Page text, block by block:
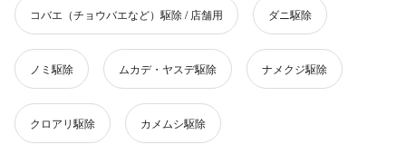
コバエ（チョウバエなど）駆除 / 店舗用 ダニ駆除
ノミ駆除 ムカデ・ヤスデ駆除 ナメクジ駆除
クロアリ駆除 カメムシ駆除